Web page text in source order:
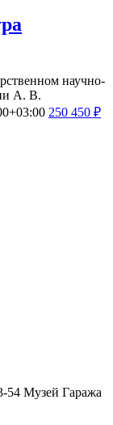
научно-
А. В.
250 450 ₽
54 Музей Гаража